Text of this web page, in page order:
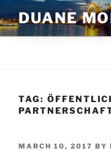
to
content
DUANE
TAG:
POSTED
MARCH 10, 2017 BY